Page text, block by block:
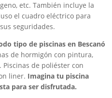
etc. También incluye la
el cuadro eléctrico para
seguridades.
tipo de piscinas en Bescanó
de hormigón con pintura,
de poliéster con
liner. Imagina tu piscina
para ser disfrutada.